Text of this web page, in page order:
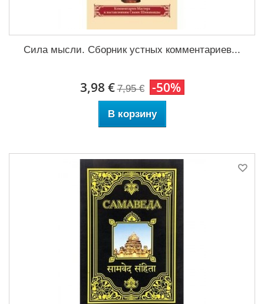
Сила мысли. Сборник устных комментариев...
3,98 € 7,95 € -50%
В корзину